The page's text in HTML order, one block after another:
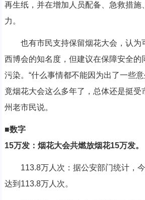
再生纸，并在增加人员配备、急救措施
力。
也有市民支持保留烟花大会，认为
西博会的知名度，但建议在保障安全的
污染。“什么事情都不能因为出了一些
竟烟花大会这么多年了，总体还是挺受
州老市民说。
■数字
15万发：烟花大会共燃放烟花15万发。
113.8万人次：据公安部门统计，今
达到113.8万人次。